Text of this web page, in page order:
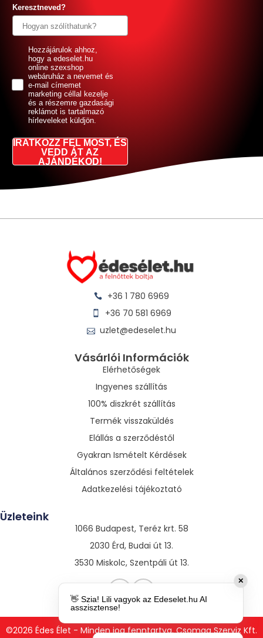
Keresztneved?
GDPRHozzájárulok ahhoz,
hogy a edeselet.hu
online szexshop
webáruház a nevemet és
e-mail címemet
marketing céllal kezelje
és a részemre gazdasági
reklámot is tartalmazó
hírleveleket küldjön.
IRATKOZZ FEL MOST, ÉS
VEDD ÁT AZ
AJÁNDÉKOD!
+36 1 780 6969
+36 70 581 6969
uzlet@edeselet.hu
Vásárlói Információk
Elérhetőségek
Ingyenes szállítás
100% diszkrét szállítás
Termék visszaküldés
Elállás a szerződéstől
Gyakran Ismételt Kérdések
Általános szerződési feltételek
Adatkezelési tájékoztató
Üzleteink
1066 Budapest, Teréz krt. 58
2030 Érd, Budai út 13.
3530 Miskolc, Szentpáli út 13.
©2026 Édes Élet - Minden jog fenntartva. Csomag Szerviz Kft.
✕
👋 Szia! Lili vagyok az Edeselet.hu AI
asszisztense!